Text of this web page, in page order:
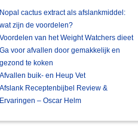
Nopal cactus extract als afslankmiddel:
wat zijn de voordelen?
Voordelen van het Weight Watchers dieet
Ga voor afvallen door gemakkelijk en
gezond te koken
Afvallen buik- en Heup Vet
Afslank Receptenbijbel Review &
Ervaringen – Oscar Helm